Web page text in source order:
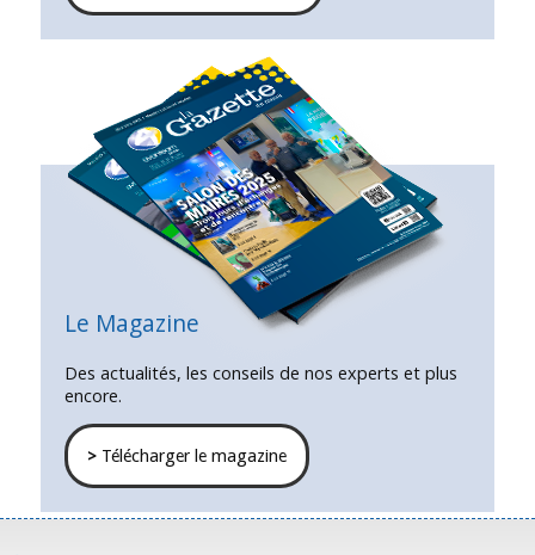
Le Magazine
Des actualités, les conseils de nos experts et plus
encore.
>Télécharger le magazine